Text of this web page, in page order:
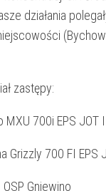
działania
zastępy:
700i EPS JOT
Grizzly 700 FI EPS
Gniewino